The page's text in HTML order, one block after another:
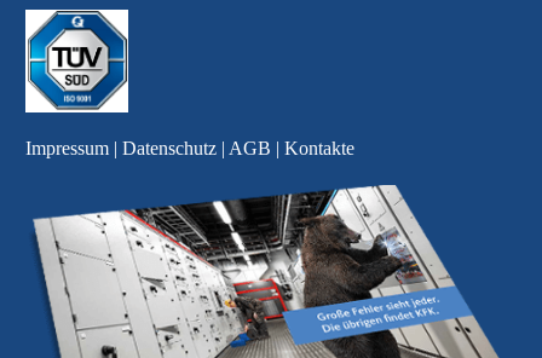
Impressum | Datenschutz | AGB | Kontakte